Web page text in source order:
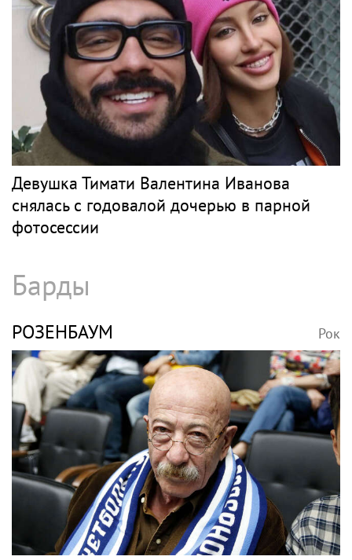
Девушка Тимати Валентина Иванова
снялась с годовалой дочерью в парной
фотосессии
Барды
РОЗЕНБАУМ Рок